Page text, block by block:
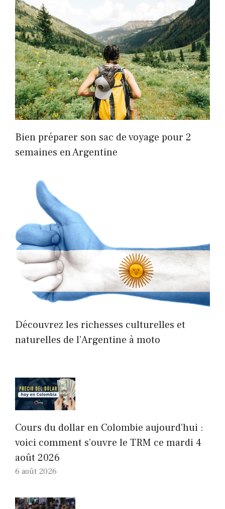
Bien préparer son sac de voyage pour 2
semaines en Argentine
Découvrez les richesses culturelles et
naturelles de l’Argentine à moto
Cours du dollar en Colombie aujourd’hui :
voici comment s’ouvre le TRM ce mardi 4
août 2026
6 août 2026